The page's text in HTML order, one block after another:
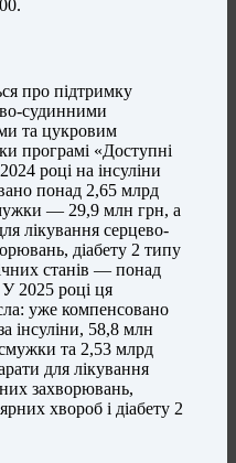
про підтримку
судинними
та цукровим
програмі «Доступні
році на інсуліни
понад 2,65 млрд
— 29,9 млн грн, а
лікування серцево-
діабету 2 типу
станів — понад
2025 році ця
уже компенсовано
інсуліни, 58,8 млн
та 2,53 млрд
для лікування
захворювань,
хвороб і діабету 2